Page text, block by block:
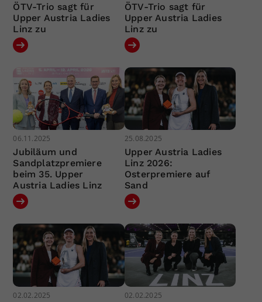
ÖTV-Trio sagt für
Upper Austria Ladies
Linz zu
ÖTV-Trio sagt für
Upper Austria Ladies
Linz zu
06.11.2025
Jubiläum und
Sandplatzpremiere
beim 35. Upper
Austria Ladies Linz
25.08.2025
Upper Austria Ladies
Linz 2026:
Osterpremiere auf
Sand
02.02.2025 02.02.2025